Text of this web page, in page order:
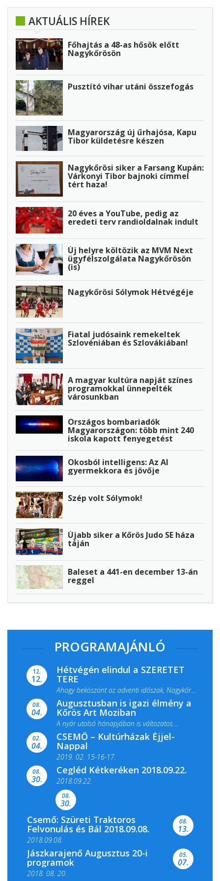
AKTUÁLIS HÍREK
Főhajtás a 48-as hősök előtt
Nagykőrösön
Pusztító vihar utáni összefogás
Magyarország új űrhajósa, Kapu
Tibor küldetésre készen
Nagykőrösi siker a Farsang Kupán:
Várkonyi Tibor bajnoki címmel
tért haza!
20 éves a YouTube, pedig az
eredeti terv randioldalnak indult
Új helyre költözik az MVM Next
ügyfélszolgálata Nagykőrösön
(is)
Nagykőrösi Sólymok Hétvégéje
Fiatal judósaink remekeltek
Szlovéniában és Szlovákiában!
A magyar kultúra napját színes
programokkal ünnepelték
városunkban
Országos bombariadók
Magyarországon: több mint 240
iskola kapott fenyegetést
Okosból intelligens: Az AI
gyermekkora és jövője
Szép volt Sólymok!
Újabb siker a Kőrös Judo SE háza
táján
Baleset a 441-en december 13-án
reggel
PROGRAMAJÁNLÓ
12.
12.
Hétvégén elindul a SZERETET
TERE
Ahogy beköszönt az adventi időszak, Nagykőrös
ismét megtelik ünnepi fénnyel és közös...
08.
04.
Augusztusban is igazi élmény a
Kőrös Art Moziban
A nyár utolsó hónapjában is változatos
filmkínálattal, családi...
02.
04.
CSEMŐ – Kultúrházak Éjjel-
Nappal
2019. 02. 15-16-17.
Színes és tartalmas programokkal várja a
Csemői Községi Könyvtár és...
08.
30.
Cegléd Kétkeréken 2018.09.22.
2018.09.22.
08.
30.
Csemő: Szüreti Traktoros
Felvonulás és Bál 2018.09.08.
2018.09.08.
08.
13.
Jászkarajenő Augusztus 20-i
programok
2018. 08. 20.
05.
07.